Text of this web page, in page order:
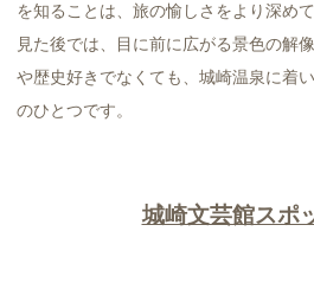
を知ることは、旅の愉しさをより深め
見た後では、目に前に広がる景色の解
や歴史好きでなくても、城崎温泉に着
のひとつです。
城崎文芸館スポ